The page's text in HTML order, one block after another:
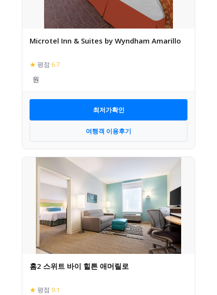
Microtel Inn & Suites by Wyndham Amarillo
★ 평점 6.7
최저가확인
여행객 이용후기
홈2 스위트 바이 힐튼 애머릴로
★ 평점 9.1